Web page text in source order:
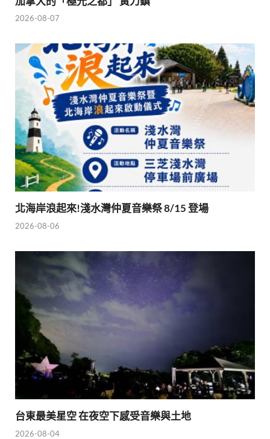
2026-08-07
北海岸浪起來!淺水灣仲夏音樂祭 8/15 登場
2026-08-06
台東最美星空 在夜空下感受音樂與土地
2026-08-04